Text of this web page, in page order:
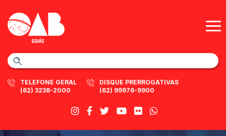
TELEFONE GERAL
(62) 3238-2000
DISQUE PRERROGATIVAS
(62) 99976-9900